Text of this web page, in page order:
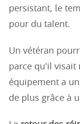
persistant, le
pour du talent.
Un vétéran
parce qu'il visait
équipement a
de plus grâce à